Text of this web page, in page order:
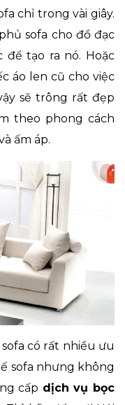
chỉ trong vài giây.
sofa cho đồ đạc
để tạo ra nó. Hoặc
áo len cũ cho việc
sẽ trông rất đẹp
theo phong cách
ấm áp.
có rất nhiều ưu
sofa nhưng không
cấp dịch vụ bọc